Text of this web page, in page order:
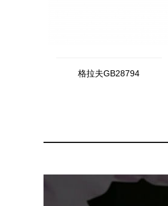
格拉夫GB28794